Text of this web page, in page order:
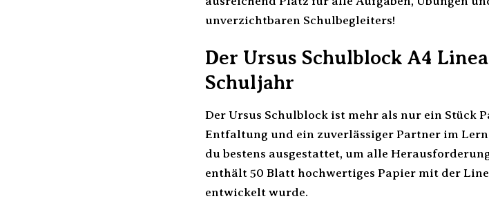
unverzichtbaren Schulbegleiters!
Der Ursus Schulblock A4
Schuljahr
Der Ursus Schulblock ist mehr als nur ein Stück
Entfaltung und ein zuverlässiger Partner im
du bestens ausgestattet, um alle
enthält 50 Blatt hochwertiges Papier mit der
entwickelt wurde.